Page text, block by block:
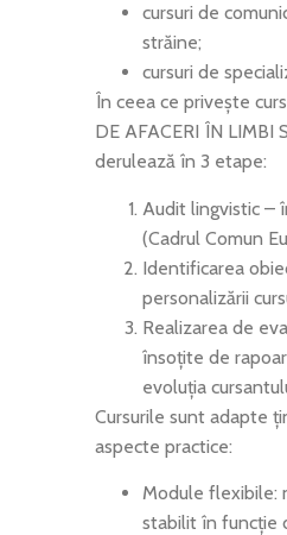
cursuri de
străine;
cursuri de
În ceea ce privește
DE AFACERI ÎN LIMBI
derulează în 3 etape:
Audit lingvistic –
(Cadrul Comun
Identificarea
personalizării
Realizarea de
însoțite de
evoluția
Cursurile sunt adapte
aspecte practice:
Module flexibile:
stabilit în funcție